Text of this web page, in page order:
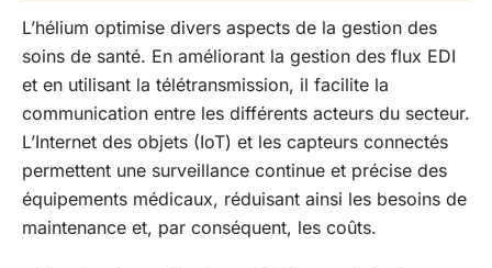
L’hélium optimise divers aspects de la gestion des
soins de santé. En améliorant la gestion des flux EDI
et en utilisant la télétransmission, il facilite la
communication entre les différents acteurs du secteur.
L’Internet des objets (IoT) et les capteurs connectés
permettent une surveillance continue et précise des
équipements médicaux, réduisant ainsi les besoins de
maintenance et, par conséquent, les coûts.